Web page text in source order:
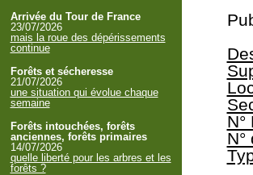
N°
N°
Arrivée du Tour de France
23/07/2026
mais la roue des dépérissements
continue
Forêts et sécheresse
21/07/2026
une situation qui évolue chaque
semaine
Forêts intouchées, forêts
anciennes, forêts primaires
14/07/2026
quelle liberté pour les arbres et les
forêts ?